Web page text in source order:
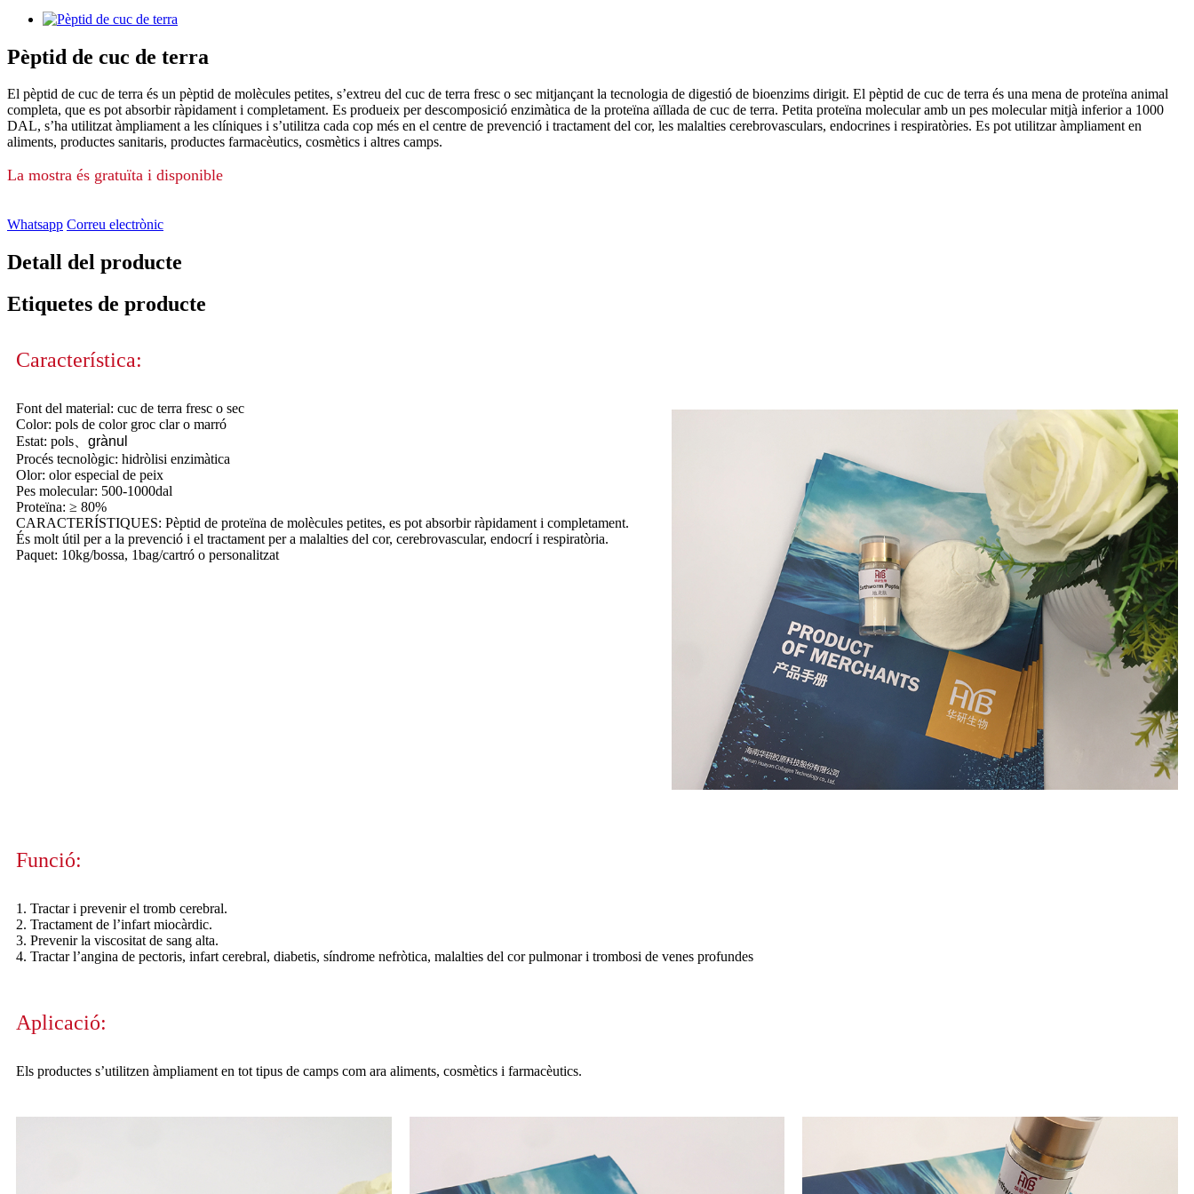
Pèptid de cuc de terra
El pèptid de cuc de terra és un pèptid de molècules petites, s’extreu del cuc de terra fresc o sec mitjançant la tecnologia de digestió de bioenzims dirigit. El pèptid de cuc de terra és una mena de proteïna animal
completa, que es pot absorbir ràpidament i completament. Es produeix per descomposició enzimàtica de la proteïna aïllada de cuc de terra. Petita proteïna molecular amb un pes molecular mitjà inferior a 1000
DAL, s’ha utilitzat àmpliament a les clíniques i s’utilitza cada cop més en el centre de prevenció i tractament del cor, les malalties cerebrovasculars, endocrines i respiratòries. Es pot utilitzar àmpliament en
aliments, productes sanitaris, productes farmacèutics, cosmètics i altres camps.
La mostra és gratuïta i disponible
Whatsapp Correu electrònic
Detall del producte
Etiquetes de producte
Característica:
Font del material: cuc de terra fresc o sec
Color: pols de color groc clar o marró
Estat: pols、 grànul
Procés tecnològic: hidròlisi enzimàtica
Olor: olor especial de peix
Pes molecular: 500-1000dal
Proteïna: ≥ 80%
CARACTERÍSTIQUES: Pèptid de proteïna de molècules petites, es pot absorbir ràpidament i completament.
És molt útil per a la prevenció i el tractament per a malalties del cor, cerebrovascular, endocrí i respiratòria.
Paquet: 10kg/bossa, 1bag/cartró o personalitzat
Funció:
1. Tractar i prevenir el tromb cerebral.
2. Tractament de l’infart miocàrdic.
3. Prevenir la viscositat de sang alta.
4. Tractar l’angina de pectoris, infart cerebral, diabetis, síndrome nefròtica, malalties del cor pulmonar i trombosi de venes profundes
Aplicació:
Els productes s’utilitzen àmpliament en tot tipus de camps com ara aliments, cosmètics i farmacèutics.